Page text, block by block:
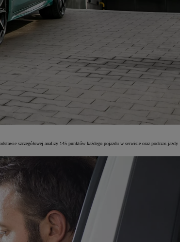
szczegółowej analizy 145 punktów każdego pojazdu w serwisie oraz podczas jazdy